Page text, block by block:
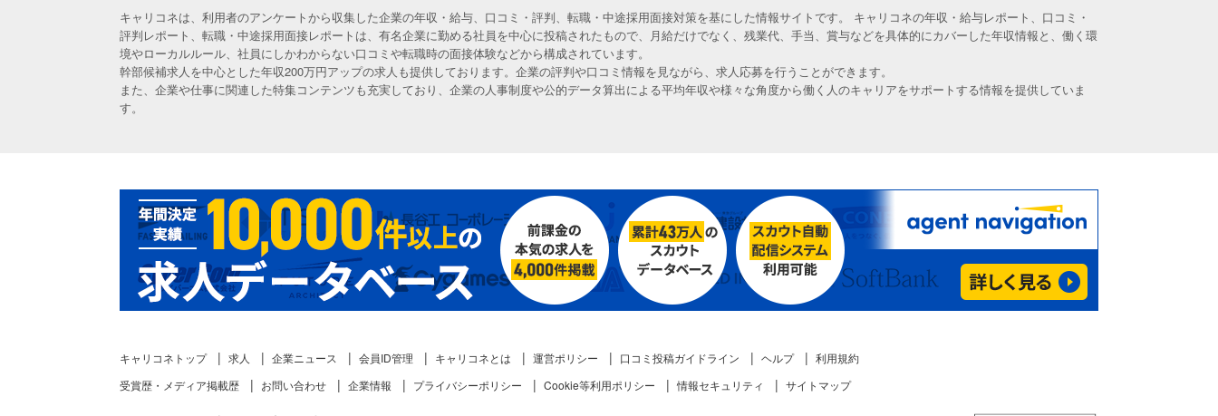
キャリコネは、利用者のアンケートから収集した企業の年収・給与、口コミ・評判、転職・中途採用面接対策を基にした情報サイトです。 キャリコネの年収・給与レポート、口コミ・
評判レポート、転職・中途採用面接レポートは、有名企業に勤める社員を中心に投稿されたもので、月給だけでなく、残業代、手当、賞与などを具体的にカバーした年収情報と、働く環
境やローカルルール、社員にしかわからない口コミや転職時の面接体験などから構成されています。
幹部候補求人を中心とした年収200万円アップの求人も提供しております。企業の評判や口コミ情報を見ながら、求人応募を行うことができます。
また、企業や仕事に関連した特集コンテンツも充実しており、企業の人事制度や公的データ算出による平均年収や様々な角度から働く人のキャリアをサポートする情報を提供していま
す。
キャリコネトップ 求人 企業ニュース 会員ID管理 キャリコネとは 運営ポリシー 口コミ投稿ガイドライン ヘルプ
利用規約
受賞歴・メディア掲載歴
お問い合わせ 企業情報 プライバシーポリシー Cookie等利用ポリシー 情報セキュリティ サイトマップ